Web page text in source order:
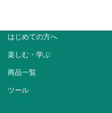
はじめての方へ
楽しむ・学ぶ
商品一覧
ツール